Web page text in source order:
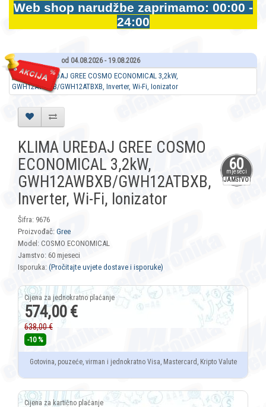
Web shop narudžbe zaprimamo: 00:00 -
24:00
od 04.08.2026 - 19.08.2026
60
mjeseci
JAMSTVO
KLIMA UREĐAJ GREE COSMO
ECONOMICAL 3,2kW,
GWH12AWBXB/GWH12ATBXB,
Inverter, Wi-Fi, Ionizator
Šifra: 9676
Proizvođač: Gree
Model: COSMO ECONOMICAL
Jamstvo: 60 mjeseci
Isporuka: (Pročitajte uvjete dostave i isporuke)
574,00 €
638,00 €
-10 %
Gotovina, pouzeće, virman i jednokratno Visa, Mastercard, Kripto Valute